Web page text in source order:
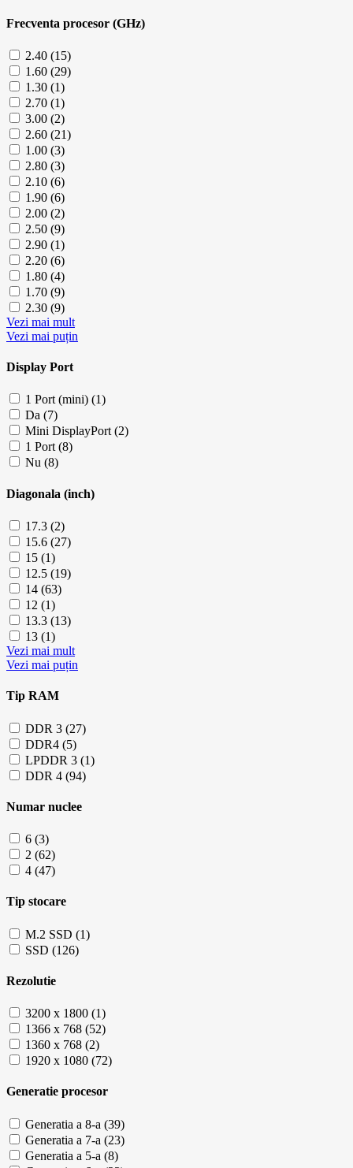
Frecventa procesor (GHz)
2.40 (15)
1.60 (29)
1.30 (1)
2.70 (1)
3.00 (2)
2.60 (21)
1.00 (3)
2.80 (3)
2.10 (6)
1.90 (6)
2.00 (2)
2.50 (9)
2.90 (1)
2.20 (6)
1.80 (4)
1.70 (9)
2.30 (9)
Vezi mai mult
Vezi mai puțin
Display Port
1 Port (mini) (1)
Da (7)
Mini DisplayPort (2)
1 Port (8)
Nu (8)
Diagonala (inch)
17.3 (2)
15.6 (27)
15 (1)
12.5 (19)
14 (63)
12 (1)
13.3 (13)
13 (1)
Vezi mai mult
Vezi mai puțin
Tip RAM
DDR 3 (27)
DDR4 (5)
LPDDR 3 (1)
DDR 4 (94)
Numar nuclee
6 (3)
2 (62)
4 (47)
Tip stocare
M.2 SSD (1)
SSD (126)
Rezolutie
3200 x 1800 (1)
1366 x 768 (52)
1360 x 768 (2)
1920 x 1080 (72)
Generatie procesor
Generatia a 8-a (39)
Generatia a 7-a (23)
Generatia a 5-a (8)